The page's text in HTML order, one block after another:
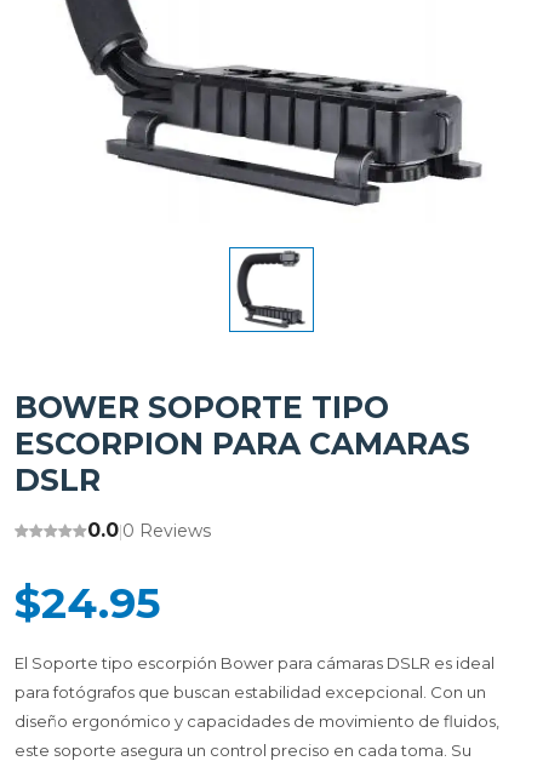
BOWER SOPORTE TIPO
ESCORPION PARA CAMARAS
DSLR
0.0|0 Reviews
$24.95
El Soporte tipo escorpión Bower para cámaras DSLR es ideal
para fotógrafos que buscan estabilidad excepcional. Con un
diseño ergonómico y capacidades de movimiento de fluidos,
este soporte asegura un control preciso en cada toma. Su